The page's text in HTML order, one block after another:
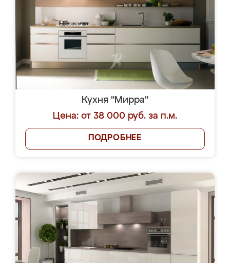
Кухня "Мирра"
Цена: от 38 000 руб. за п.м.
ПОДРОБНЕЕ